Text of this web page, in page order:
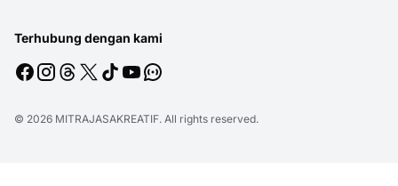
Terhubung dengan kami
© 2026 MITRAJASAKREATIF. All rights reserved.